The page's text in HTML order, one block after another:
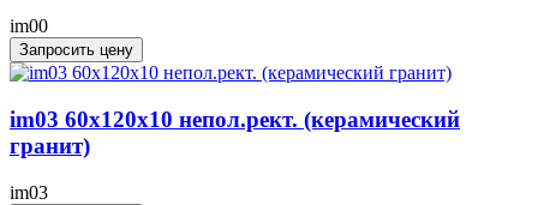
im00
Запросить цену
im03 60x120x10 непол.рект. (керамический
гранит)
im03